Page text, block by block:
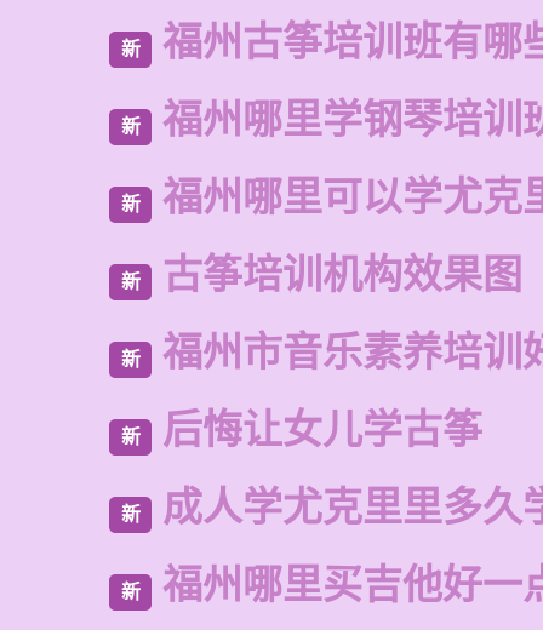
新 福州古筝培训班有哪
新 福州哪里学钢琴培训
新 福州哪里可以学尤克
新 古筝培训机构效果图
新 福州市音乐素养培训
新 后悔让女儿学古筝
新 成人学尤克里里多久
新 福州哪里买吉他好一